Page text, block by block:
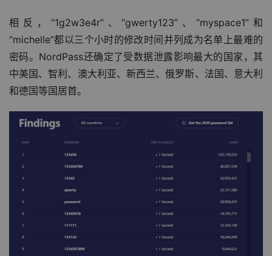
相反，“1g2w3e4r”、“gwerty123”、“myspace1”和
“michelle”都以三个小时的修改时间并列成为名单上最难的
密码。NordPass还确定了受数据泄露影响最大的国家，其
中美国、智利、澳大利亚、新西兰、俄罗斯、法国、意大利
和德国等国居首。